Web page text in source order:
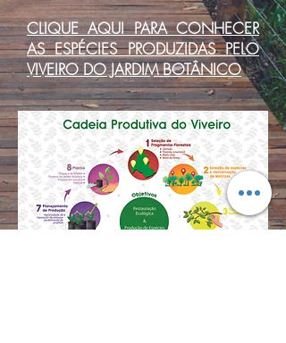
CLIQUE AQUI PARA CONHECER
AS ESPÉCIES PRODUZIDAS PELO
VIVEIRO DO JARDIM BOTÂNICO